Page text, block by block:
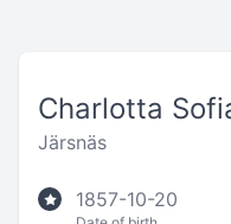
Charlotta
Järsnäs
1857-10-20